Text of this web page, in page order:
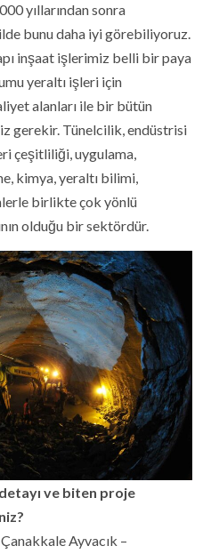
yıllarından sonra
bunu daha iyi görebiliyoruz.
inşaat işlerimiz belli bir paya
yeraltı işleri için
alanları ile bir bütün
gerekir. Tünelcilik, endüstrisi
çeşitliliği, uygulama,
kimya, yeraltı bilimi,
birlikte çok yönlü
olduğu bir sektördür.
ve biten proje
Çanakkale Ayvacık –